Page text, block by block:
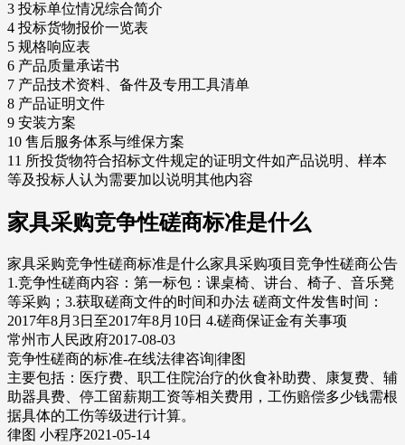
3 投标单位情况综合简介
4 投标货物报价一览表
5 规格响应表
6 产品质量承诺书
7 产品技术资料、备件及专用工具清单
8 产品证明文件
9 安装方案
10 售后服务体系与维保方案
11 所投货物符合招标文件规定的证明文件如产品说明、样本
等及投标人认为需要加以说明其他内容
家具采购竞争性磋商标准是什么
家具采购竞争性磋商标准是什么家具采购项目竞争性磋商公告
1.竞争性磋商内容：第一标包：课桌椅、讲台、椅子、音乐凳
等采购；3.获取磋商文件的时间和办法 磋商文件发售时间：
2017年8月3日至2017年8月10日 4.磋商保证金有关事项
常州市人民政府2017-08-03
竞争性磋商的标准-在线法律咨询|律图
主要包括：医疗费、职工住院治疗的伙食补助费、康复费、辅
助器具费、停工留薪期工资等相关费用，工伤赔偿多少钱需根
据具体的工伤等级进行计算。
律图 小程序2021-05-14